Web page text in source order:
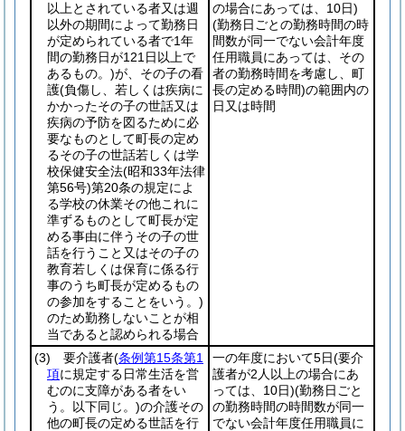
以上とされている者又は週
以外の期間によって勤務日
が定められている者で1年
間の勤務日が121日以上で
あるもの。)が、その子の看
護(負傷し、若しくは疾病に
かかったその子の世話又は
疾病の予防を図るために必
要なものとして町長の定め
るその子の世話若しくは学
校保健安全法(昭和33年法律
第56号)第20条の規定によ
る学校の休業その他これに
準ずるものとして町長が定
める事由に伴うその子の世
話を行うこと又はその子の
教育若しくは保育に係る行
事のうち町長が定めるもの
の参加をすることをいう。)
のため勤務しないことが相
当であると認められる場合
の場合にあっては、10日)
(勤務日ごとの勤務時間の時
間数が同一でない会計年度
任用職員にあっては、その
者の勤務時間を考慮し、町
長の定める時間)の範囲内の
日又は時間
(3) 要介護者(条例第15条第1
項に規定する日常生活を営
むのに支障がある者をい
う。以下同じ。)の介護その
他の町長の定める世話を行
一の年度において5日(要介
護者が2人以上の場合にあ
っては、10日)(勤務日ごと
の勤務時間の時間数が同一
でない会計年度任用職員に